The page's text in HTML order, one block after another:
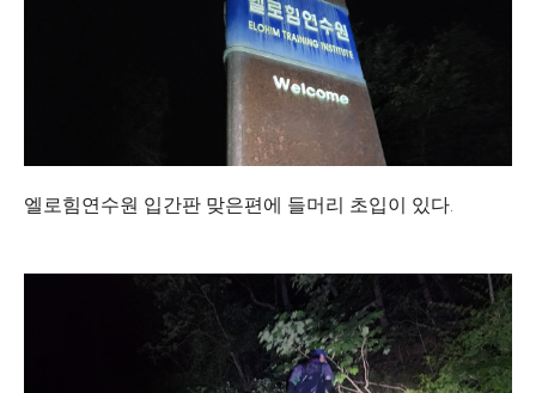
엘로힘연수원 입간판 맞은편에 들머리 초입이 있다.